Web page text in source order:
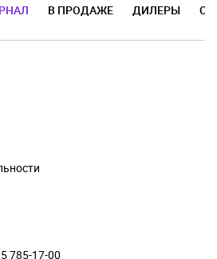
В ПРОДАЖЕ ДИЛЕРЫ
785-17-00